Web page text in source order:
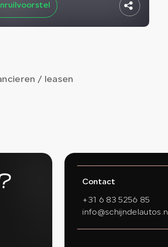
Inruilvoorstel
/ leasen
Contact
+31 6 83 5256 85
info@schijndelautos.nl